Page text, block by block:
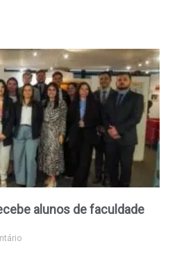
alunos de faculdade